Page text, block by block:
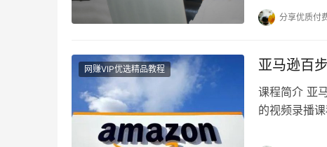
等多平台实
分享优质付
网赚VIP优选精品教程 亚马逊百
课程简介 亚
的视频录播